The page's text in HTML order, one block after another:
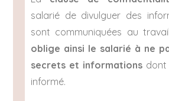
salarié de divulguer des
sont communiquées au
oblige ainsi le salarié à ne
secrets et informations
informé.